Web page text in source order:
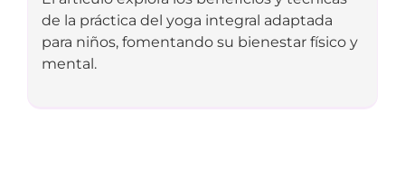
de la práctica del yoga integral adaptada
para niños, fomentando su bienestar físico y
mental.